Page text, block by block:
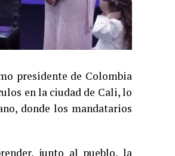
presidente de Colombia
en la ciudad de Cali, lo
donde los mandatarios
junto al pueblo, la